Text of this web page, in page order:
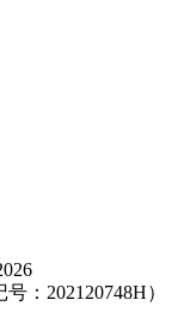
：202120748H）